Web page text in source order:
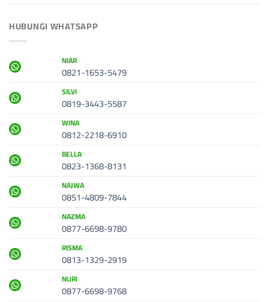
HUBUNGI WHATSAPP
NIAR
0821-1653-5479
SILVI
0819-3443-5587
WINA
0812-2218-6910
BELLA
0823-1368-8131
NAJWA
0851-4809-7844
NAZMA
0877-6698-9780
RISMA
0813-1329-2919
NURI
0877-6698-9768